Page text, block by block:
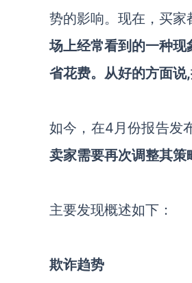
势的影响。现在，买家
场上经常看到的一种
省花费。从好的方面说
如今，在4月份报告发
卖家需要再次调整其策
主要发现概述如下：
欺诈趋势